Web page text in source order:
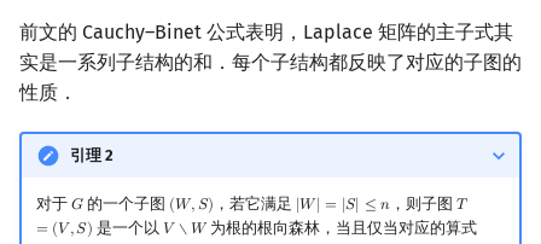
前文的 Cauchy–Binet 公式表明，Laplace 矩阵的主子式其
实是一系列子结构的和．每个子结构都反映了对应的子图的
性质．
引理 2
对于 𝐺
G的一个子图 (𝑊,𝑆)
(W,S) ，若它满足 |𝑊| = |𝑆| ≤ 𝑛
|W =|S |≤ ，则子图 𝑇
= (𝑉 ,𝑆)
T=
是一个以 𝑉 ∖ 𝑊
V∖ W 为根的根向森林，当且仅当对应的算式